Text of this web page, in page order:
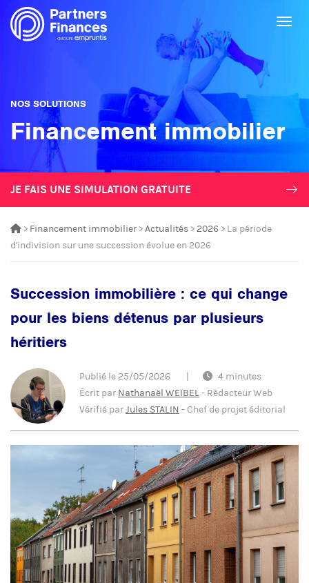
NOS SOLUTIONS
Financement immobilier
JE FAIS UNE SIMULATION GRATUITE
> Financement immobilier >Actualités > 2026 > La période
d'indivision sur une succession évolue en 2026
Succession immobilière : ce qui change
pour les biens détenus par plusieurs
héritiers
Publié le 25/05/2026 |
4 minutes
Écrit par Nathanaël WEIBEL- Rédacteur Web
Vérifié parJules STALIN -Chef de projet éditorial